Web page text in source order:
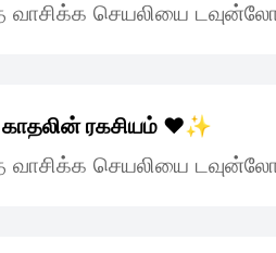
செயலியை
ரகசியம் ❤️✨
செயலியை